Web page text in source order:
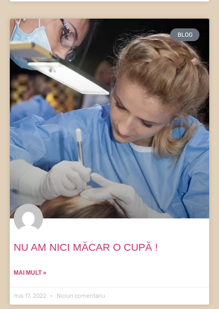
BLOG
NU AM NICI MĂCAR O CUPĂ !
MAI MULT »
mai 17, 2022 Niciun comentariu